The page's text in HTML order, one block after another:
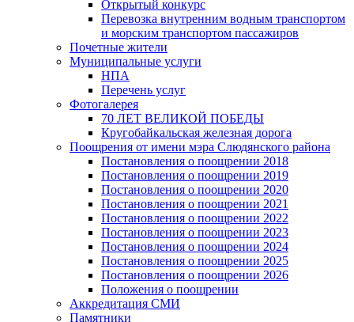
Открытый конкурс
Перевозка внутренним водным транспортом
и морским транспортом пассажиров
Почетные жители
Муниципальные услуги
НПА
Перечень услуг
Фотогалерея
70 ЛЕТ ВЕЛИКОЙ ПОБЕДЫ
Кругобайкальская железная дорога
Поощрения от имени мэра Слюдянского района
Постановления о поощрении 2018
Постановления о поощрении 2019
Постановления о поощрении 2020
Постановления о поощрении 2021
Постановления о поощрении 2022
Постановления о поощрении 2023
Постановления о поощрении 2024
Постановления о поощрении 2025
Постановления о поощрении 2026
Положения о поощрении
Аккредитация СМИ
Памятники